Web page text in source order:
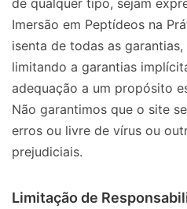
de qualquer tipo, sejam
Imersão em Peptídeos na
isenta de todas as
limitando a garantias
adequação a um propósito
Não garantimos que o site
erros ou livre de vírus ou
prejudiciais.
Limitação de